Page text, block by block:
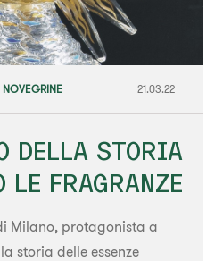
NOVEGRINE 21.03.22
DELLA STORIA
LE FRAGRANZE
Milano, protagonista a
storia delle essenze